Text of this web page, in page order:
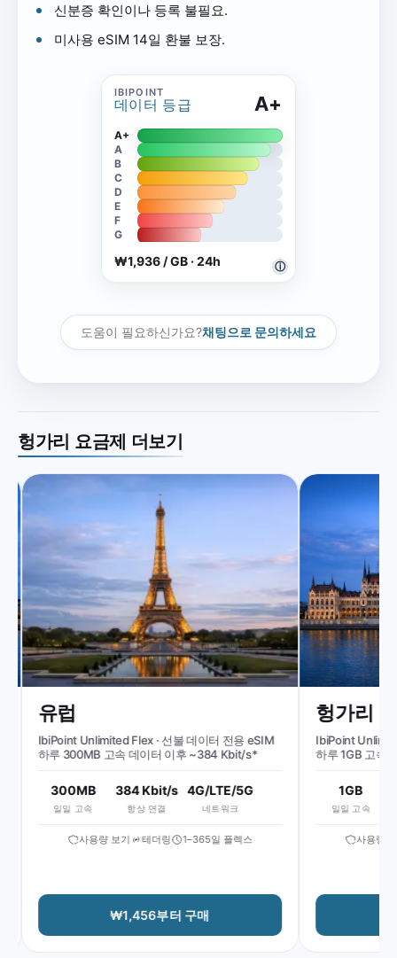
신분증 확인이나 등록 불필요.
미사용 eSIM 14일 환불 보장.
데이터 등급
ⓘ
A+
A+
A
B
C
D
E
F
G
₩1,936 / GB · 24h
도움이 필요하신가요?채팅으로 문의하세요
헝가리 요금제 더보기
유럽
IbiPoint Unlimited Flex · 선불 데이터 전용 eSIM
하루 300MB 고속 데이터 이후 ~384 Kbit/s*
300MB
일일 고속
384 Kbit/s
항상 연결
4G/LTE/5G
네트워크
사용량 보기 테더링 1–365일 플렉스
₩1,456부터 구매
헝가리
IbiPoint
하루 1GB 고속
1GB
일일 고속
사용량 보기